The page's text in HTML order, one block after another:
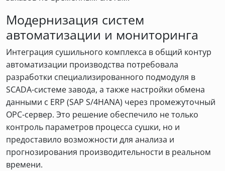
Модернизация систем
автоматизации и мониторинга
Интеграция сушильного комплекса в общий контур
автоматизации производства потребовала
разработки специализированного подмодуля в
SCADA-системе завода, а также настройки обмена
данными с ERP (SAP S/4HANA) через промежуточный
OPC-сервер. Это решение обеспечило не только
контроль параметров процесса сушки, но и
предоставило возможности для анализа и
прогнозирования производительности в реальном
времени.